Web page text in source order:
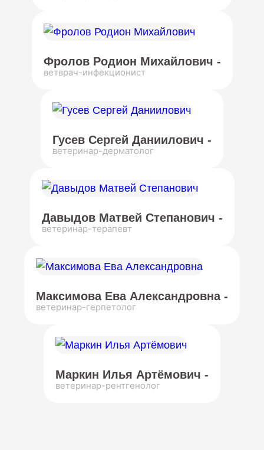
Фролов Родион Михайлович -
ветврач-инфекционист
Гусев Сергей Даниилович -
ветеринар-дерматолог
Давыдов Матвей Степанович -
ветеринар-терапевт
Максимова Ева Александровна -
ветеринар-герпетолог
Маркин Илья Артёмович -
ветеринар-рентгенолог